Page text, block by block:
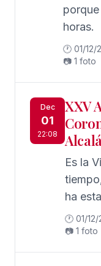
horas.
🕐 01/12/
📷 1 foto
Dec
01
22:08
XXV
Es la
ha
🕐 01/
📷 1 foto